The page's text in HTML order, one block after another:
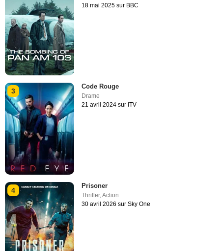
18 mai 2025 sur BBC
3
Code Rouge
Drame
21 avril 2024 sur ITV
4
Prisoner
Thriller,Action
30 avril 2026 sur Sky One